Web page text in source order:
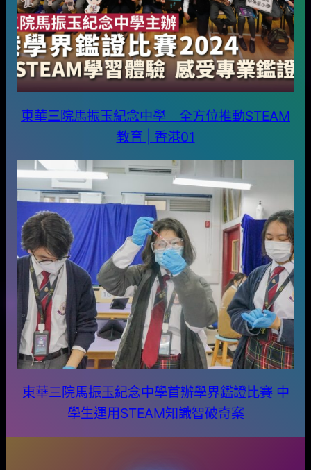
東華三院馬振玉紀念中學 全方位推動STEAM
教育 | 香港01
東華三院馬振玉紀念中學首辦學界鑑證比賽 中
學生運用STEAM知識智破奇案